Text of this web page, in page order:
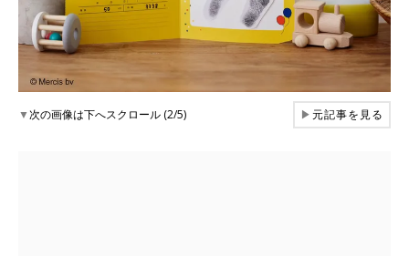
▼次の画像は下へスクロール (2/5) ▶元記事を見る